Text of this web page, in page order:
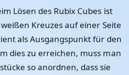
Lösen des Rubix Cubes ist
Kreuzes auf einer Seite
als Ausgangspunkt für den
dies zu erreichen, muss man
so anordnen, dass sie